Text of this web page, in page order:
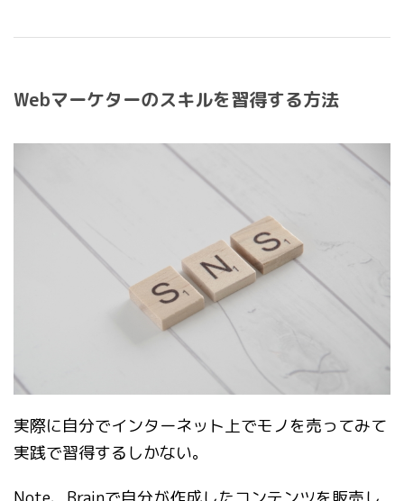
Webマーケターのスキルを習得する方法
実際に自分でインターネット上でモノを売ってみて
実践で習得するしかない。